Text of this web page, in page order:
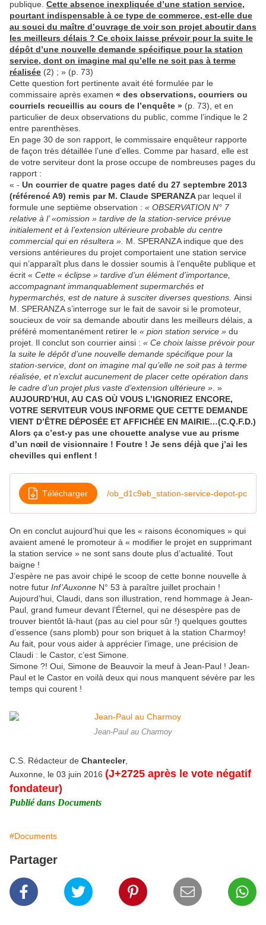
publique. Cette absence inexpliquée d’une station service,
pourtant indispensable à ce type de commerce, est-elle due
au souci du maître d’ouvrage de voir son projet aboutir dans
les meilleurs délais ? Ce choix laisse prévoir pour la suite le
dépôt d’une nouvelle demande spécifique pour la station
service, dont on imagine mal qu’elle ne soit pas à terme
réalisée (2) ; » (p. 73)
Cette question fort pertinente avait été formulée par le
commissaire après examen « des observations, courriers ou
courriels recueillis au cours de l’enquête » (p. 73), et en
particulier de deux observations du public, comme l’indique le 2
entre parenthèses.
En page 30 de son rapport, le commissaire enquêteur rapporte
de façon très détaillée l’une d’elles. Comme par hasard, elle est
de votre serviteur dont la prose occupe de nombreuses pages du
rapport :
« - Un courrier de quatre pages daté du 27 septembre 2013
(référencé A9) remis par M. Claude SPERANZA par lequel il
formule une septième observation : « OBSERVATION N° 7
relative à l’ «omission » tardive de la station-service prévue
initialement et à l’extension ultérieure probable du centre
commercial qui en résultera ». M. SPERANZA indique que des
versions antérieures du projet comportaient une station service
qui n’apparaît plus dans le dossier soumis à l’enquête publique et
écrit « Cette « éclipse » tardive d’un élément d’importance,
accompagnant immanquablement supermarchés et
hypermarchés, est de nature à susciter diverses questions. Ainsi
M. SPERANZA s’interroge sur le fait de savoir si le promoteur,
soucieux de voir sa demande aboutir dans les meilleurs délais, a
préféré momentanément retirer le « pion station service » du
projet. Il conclut son courrier ainsi : « Ce choix laisse prévoir pour
la suite le dépôt d’une nouvelle demande spécifique pour la
station-service, dont on imagine mal qu’elle ne soit pas à terme
réalisée, et n’exclut aucunement de placer cette opération dans
le cadre d’un projet plus vaste d’extension ultérieure » . »
AUJOURD’HUI, AU CAS OÙ VOUS L’IGNORIEZ ENCORE,
VOTRE SERVITEUR VOUS INFORME QUE CETTE DEMANDE
VIENT D’ÊTRE DÉPOSÉE ET AFFICHÉE EN MAIRIE…(C.Q.F.D.)
Alors ça c’est-y pas une chouette analyse vue au prisme
d’un nœil de visionnaire ! Foutre ! Je sens déjà que j’ai les
chevilles qui enflent !
Télécharger /ob_d1c9eb_station-service-depot-pc
On en conclut aujourd’hui que les « raisons économiques » qui
avaient amené le promoteur à « modifier le projet en supprimant
la station service » ne sont sans doute plus d’actualité. Tout
baigne !
J’espère ne pas avoir chipé le scoop de cette bonne nouvelle à
notre futur Inf’Auxonne N° 53 à paraître juillet prochain !
Aujourd’hui, Claudi, dans son illustration, rend hommage à Jean-
Paul, grand fumeur devant l’Éternel, qui ne désespère pas de
trouver bientôt là-haut (pas au ciel pour sûr !) quelques gouttes
d’essence (sans plomb) pour son briquet à la station Charmoy!
Au fait, pour vous aider à apprécier l’image, une précision de
Claudi : le Castor, c’est Simone.
Simone ?! Oui, Simone de Beauvoir la meuf à Jean-Paul ! Jean-
Paul et le Castor en voilà deux qui nous manquent sévère par les
temps qui courent !
Jean-Paul au Charmoy
C.S. Rédacteur de Chantecler,
Auxonne, le 03 juin 2016 (J+2725 après le vote négatif
fondateur)
Publié dans Documents
#Documents
Partager